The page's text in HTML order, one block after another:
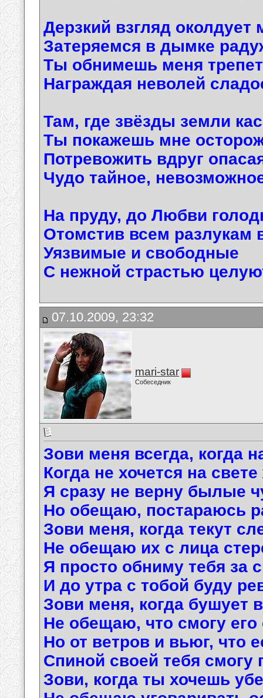
Дерзкий взгляд околдует
Затеряемся в дымке
Ты обнимешь меня
Награждая неволей
Там, где звёзды земли
Ты покажешь мне
Потревожить вдруг
Чудо тайное,
На пруду, до Любви
Отомстив всем разлукам
Уязвимые и свободные
С нежной страстью
07.10.2009, 23:32
mari-star
Собеседник
Зови меня всегда, когда
Когда не хочется на
Я сразу не верну былые
Но обещаю, постараюсь
Зови меня, когда текут
Не обещаю их с лица
Я просто обниму тебя за
И до утра с тобой буду
Зови меня, когда бушует
Не обещаю, что смогу его
Но от ветров и вьюг, что
Спиной своей тебя смогу
Зови, когда ты хочешь